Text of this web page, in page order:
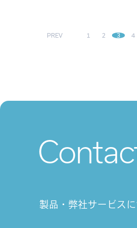
PREV 1 2 3 4
製品・弊社サービス